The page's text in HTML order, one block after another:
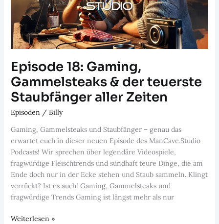
Episode 18: Gaming,
Gammelsteaks & der teuerste
Staubfänger aller Zeiten
Episoden / Billy
Gaming, Gammelsteaks und Staubfänger – genau das
erwartet euch in dieser neuen Episode des ManCave.Studio
Podcasts! Wir sprechen über legendäre Videospiele,
fragwürdige Fleischtrends und sündhaft teure Dinge, die am
Ende doch nur in der Ecke stehen und Staub sammeln. Klingt
verrückt? Ist es auch! Gaming, Gammelsteaks und
fragwürdige Trends Gaming ist längst mehr als nur
Episode
Weiterlesen »